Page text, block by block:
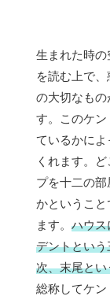
生まれた時
を読む上で
の大切なも
す。このケ
ているかに
くれます。
プを十二の
かというこ
ます。 ハウス
デントとい
次、末尾と
総称してケン